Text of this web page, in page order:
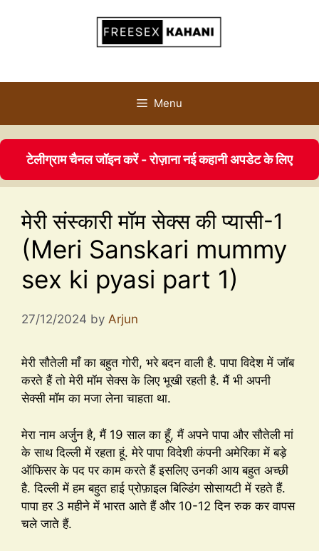
Menu
टेलीग्राम चैनल जॉइन करें - रोज़ाना नई कहानी अपडेट के लिए
मेरी संस्कारी मॉम सेक्स की प्यासी-1
(Meri Sanskari mummy
sex ki pyasi part 1)
27/12/2024 by Arjun
मेरी सौतेली माँ का बहुत गोरी, भरे बदन वाली है. पापा विदेश में जॉब
करते हैं तो मेरी मॉम सेक्स के लिए भूखी रहती है. मैं भी अपनी
सेक्सी मॉम का मजा लेना चाहता था.
मेरा नाम अर्जुन है, मैं 19 साल का हूँ, मैं अपने पापा और सौतेली मां
के साथ दिल्ली में रहता हूं. मेरे पापा विदेशी कंपनी अमेरिका में बड़े
ऑफिसर के पद पर काम करते हैं इसलिए उनकी आय बहुत अच्छी
है. दिल्ली में हम बहुत हाई प्रोफ़ाइल बिल्डिंग सोसायटी में रहते हैं.
पापा हर 3 महीने में भारत आते हैं और 10-12 दिन रुक कर वापस
चले जाते हैं.